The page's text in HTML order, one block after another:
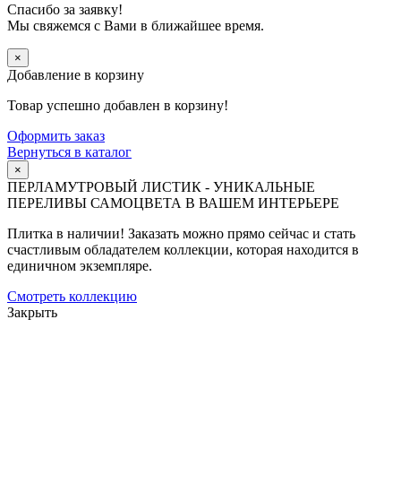
Спасибо за заявку!
Мы свяжемся с Вами в ближайшее время.
×
Добавление в корзину
Товар успешно добавлен в корзину!
Оформить заказ
Вернуться в каталог
×
ПЕРЛАМУТРОВЫЙ ЛИСТИК - УНИКАЛЬНЫЕ
ПЕРЕЛИВЫ САМОЦВЕТА В ВАШЕМ ИНТЕРЬЕРЕ
Плитка в наличии! Заказать можно прямо сейчас и стать
счастливым обладателем коллекции, которая находится в
единичном экземпляре.
Смотреть коллекцию
Закрыть